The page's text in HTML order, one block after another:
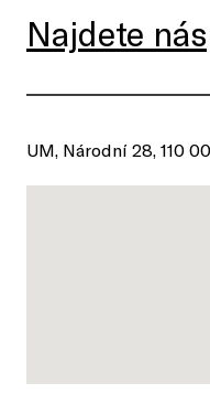
Najdete nás
UM, Národní 28, 110